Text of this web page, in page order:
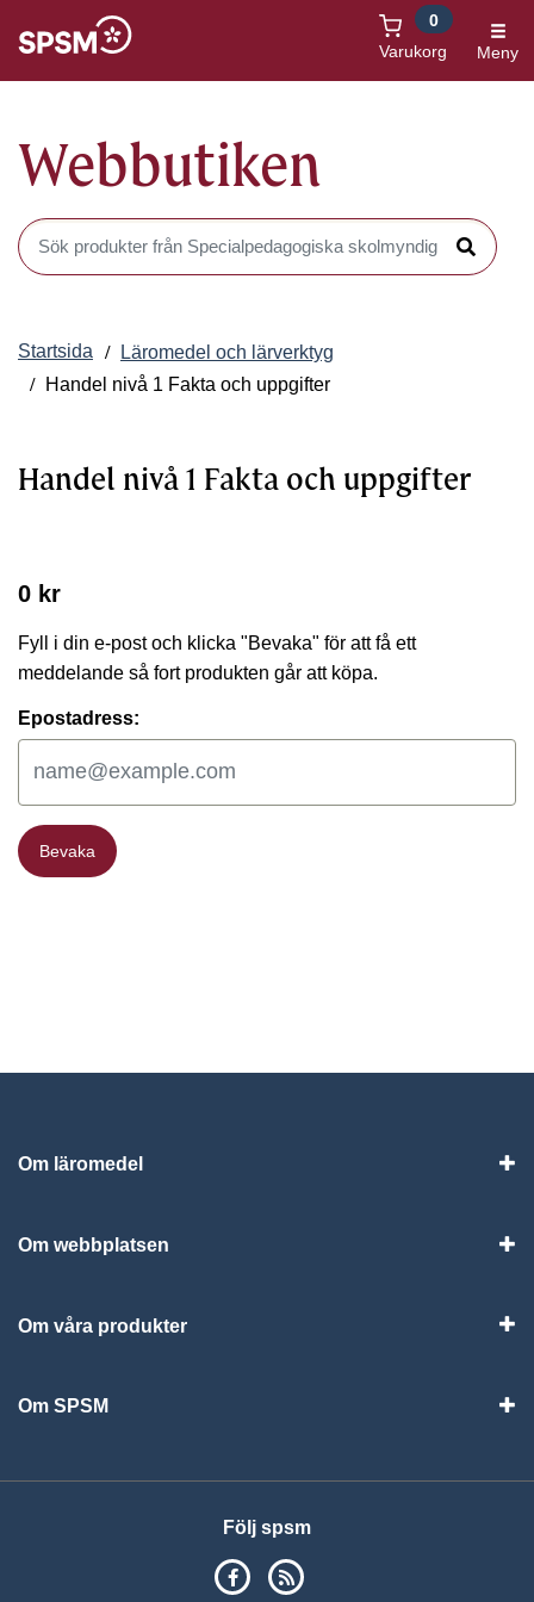
Varukorg
0
Meny
Webbutiken
Sök produkter i Webbutiken
Sök
Startsida
Läromedel och lärverktyg
Handel nivå 1 Fakta och uppgifter
Handel nivå 1 Fakta och uppgifter
0 kr
Fyll i din e-post och klicka "Bevaka" för att få ett
meddelande så fort produkten går att köpa.
Epostadress:
Bevaka
Bevaka
Om läromedel
Om webbplatsen
Om våra produkter
Om SPSM
Följ spsm
SPSM på Facebook